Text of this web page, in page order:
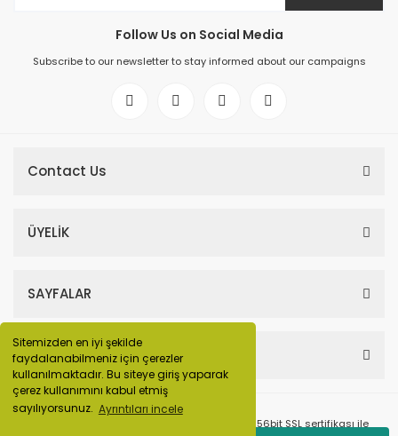
Sitemizden en iyi şekilde
faydalanabilmeniz için çerezler
kullanılmaktadır. Bu siteye giriş yaparak
çerez kullanımını kabul etmiş
sayılıyorsunuz. Ayrıntıları incele
Follow Us on Social Media
Subscribe to our newsletter to stay informed about our campaigns
Contact Us
ÜYELİK
SAYFALAR
HESABIM
© Tüm Hakları Saklıdır. Kredi kartı bilgileriniz 256bit SSL sertifikası ile